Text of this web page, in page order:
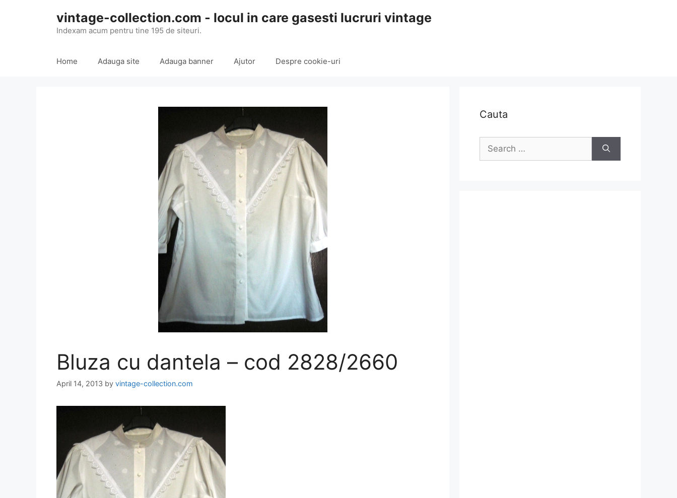
vintage-collection.com - locul in care gasesti lucruri vintage
Indexam acum pentru tine 195 de siteuri.
Home Adauga site Adauga banner Ajutor Despre cookie-uri
Bluza cu dantela – cod 2828/2660
April 14, 2013 by vintage-collection.com
Cauta
Search
for: